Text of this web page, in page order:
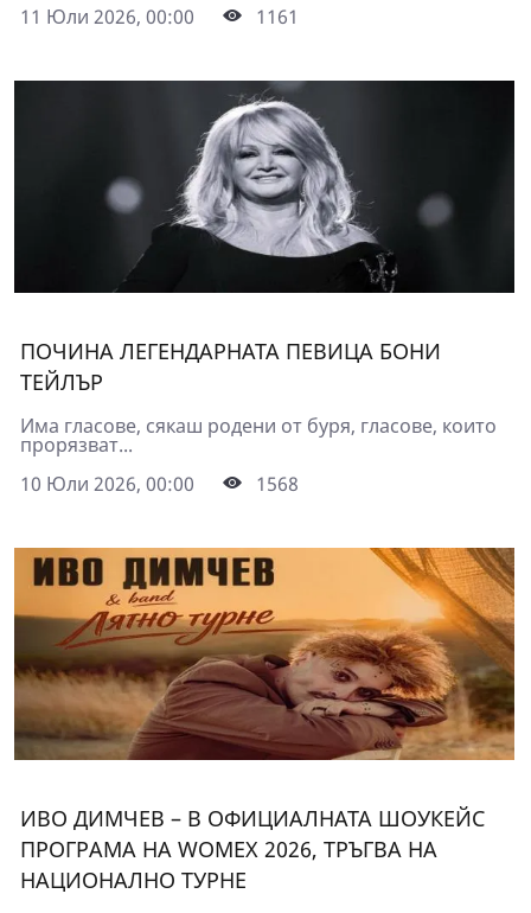
11 Юли 2026, 00:00 1161
ПОЧИНА ЛЕГЕНДАРНАТА ПЕВИЦА БОНИ
ТЕЙЛЪР
Има гласове, сякаш родени от буря, гласове, които
прорязват...
10 Юли 2026, 00:00
1568
ИВО ДИМЧЕВ – В ОФИЦИАЛНАТА ШОУКЕЙС
ПРОГРАМА НА WOMEX 2026, ТРЪГВА НА
НАЦИОНАЛНО ТУРНЕ